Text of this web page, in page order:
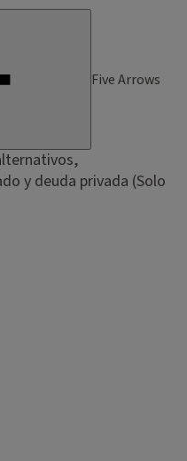
Five Arrows
y deuda privada (Solo